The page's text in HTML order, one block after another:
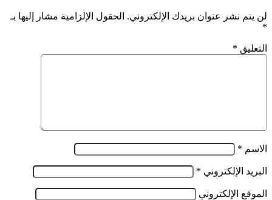
لن يتم نشر عنوان بريدك الإلكتروني. الحقول الإلزامية مشار إليها بـ
*
التعليق *
الاسم *
البريد الإلكتروني *
الموقع الإلكتروني